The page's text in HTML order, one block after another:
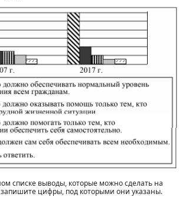
списке выводы, которые можно сделать на
цифры, под которыми они указаны.